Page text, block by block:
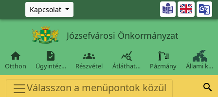
Ugrás a fő tartalomra
Kapcsolat 
Józsefvárosi Önkormányzat

Otthon

Ügyintéz…

Részvétel

Átláthat… Pázmány Állami k…
Válasszon a menüpontok közül 